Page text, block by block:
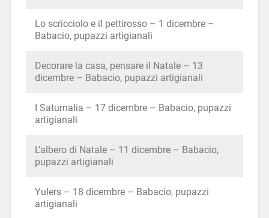
Lo scricciolo e il pettirosso – 1 dicembre –
Babacio, pupazzi artigianali
Decorare la casa, pensare il Natale – 13
dicembre – Babacio, pupazzi artigianali
I Saturnalia – 17 dicembre – Babacio, pupazzi
artigianali
L’albero di Natale – 11 dicembre – Babacio,
pupazzi artigianali
Yulers – 18 dicembre – Babacio, pupazzi
artigianali